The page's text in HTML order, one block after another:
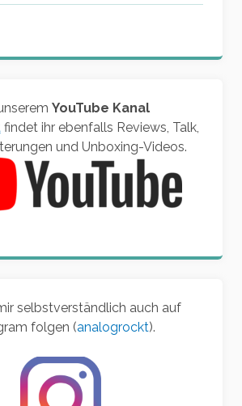
YouTube Kanal
findet ihr ebenfalls Reviews, Talk,
und Unboxing-Videos.
selbstverständlich auch auf
folgen (analogrockt).